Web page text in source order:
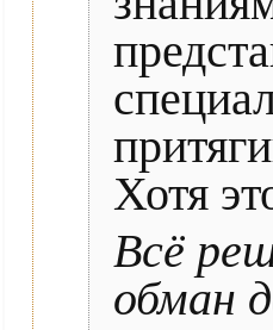
Хотя
Всё
обман